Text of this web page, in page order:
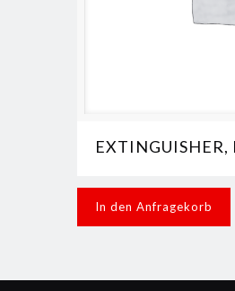
EXTINGUISHER,
In den Anfragekorb